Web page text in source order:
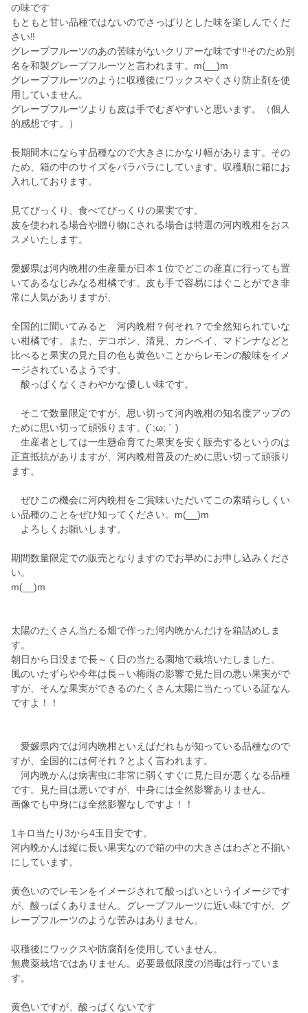
の味です
もともと甘い品種ではないのでさっぱりとした味を楽しんでくだ
さい‼️
グレープフルーツのあの苦味がないクリアーな味です‼️そのため別
名を和製グレープフルーツと言われます。m(__)m
グレープフルーツのように収穫後にワックスやくさり防止剤を使
用していません。
グレープフルーツよりも皮は手でむぎやすいと思います。（個人
的感想です。）
長期間木にならす品種なので大きさにかなり幅があります。その
ため、箱の中のサイズをバラバラにしています。収穫順に箱にお
入れしております。
見てびっくり、食べてびっくりの果実です。
皮を使われる場合や贈り物にされる場合は特選の河内晩柑をおス
スメいたします。
愛媛県は河内晩柑の生産量が日本１位でどこの産直に行っても置
いてあるなじみなる柑橘です。皮も手で容易にはぐことができ非
常に人気がありますが、
全国的に聞いてみると 河内晩柑？何それ？で全然知られていな
い柑橘です。また、デコポン、清見、カンペイ、マドンナなどと
比べると果実の見た目の色も黄色いことからレモンの酸味をイメ
ージされているようです。
酸っぱくなくさわやかな優しい味です。
そこで数量限定ですが、思い切って河内晩柑の知名度アップの
ために思い切って頑張ります。(´;ω;｀)
生産者としては一生懸命育てた果実を安く販売するというのは
正直抵抗がありますが、河内晩柑普及のために思い切って頑張り
ます。
ぜひこの機会に河内晩柑をご賞味いただいてこの素晴らしくい
い品種のことをぜひ知ってください。m(__)m
よろしくお願いします。
期間数量限定での販売となりますのでお早めにお申し込みくださ
い。
m(__)m
太陽のたくさん当たる畑で作った河内晩かんだけを箱詰めしま
す。
朝日から日没まで長～く日の当たる園地で栽培いたしました。
風のいたずらや今年は長～い梅雨の影響で見た目の悪い果実がで
すが、そんな果実ができるのたくさん太陽に当たっている証なん
ですよ！！
愛媛県内では河内晩柑といえばだれもが知っている品種なので
すが、全国的には何それ？とよく言われます。
河内晩かんは病害虫に非常に弱くすぐに見た目が悪くなる品種
です。見た目は悪いですが、中身には全然影響ありません。
画像でも中身には全然影響なしですよ！！
1キロ当たり3から4玉目安です。
河内晩かんは縦に長い果実なので箱の中の大きさはわざと不揃い
にしています。
黄色いのでレモンをイメージされて酸っぱいというイメージです
が、酸っぱくありません。グレープフルーツに近い味ですが、グ
レープフルーツのような苦みはありません。
収穫後にワックスや防腐剤を使用していません。
無農薬栽培ではありません。必要最低限度の消毒は行っていま
す。
黄色いですが、酸っぱくないです